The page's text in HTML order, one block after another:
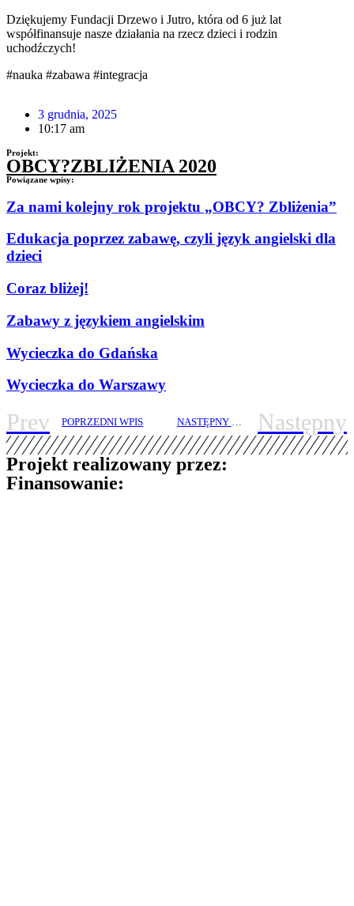
Dziękujemy Fundacji Drzewo i Jutro, która od 6 już lat
współfinansuje nasze działania na rzecz dzieci i rodzin
uchodźczych!
#nauka #zabawa #integracja
3 grudnia, 2025
10:17 am
Projekt:
OBCY?ZBLIŻENIA 2020
Powiązane wpisy:
Za nami kolejny rok projektu „OBCY? Zbliżenia”
Edukacja poprzez zabawę, czyli język angielski dla
dzieci
Coraz bliżej!
Zabawy z językiem angielskim
Wycieczka do Gdańska
Wycieczka do Warszawy
Prev POPRZEDNI WPIS Następny
Projekt realizowany przez:
Finansowanie: